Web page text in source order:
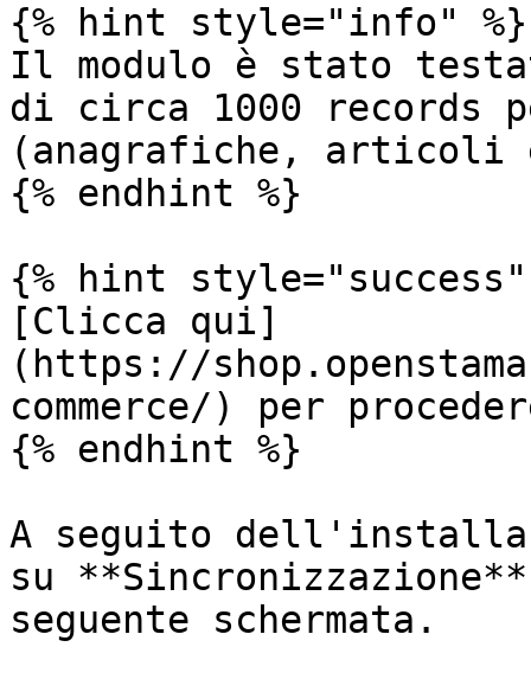
{% hint style="info" %}
Il modulo è stato
di circa 1000 records
(anagrafiche,
{% endhint %}
{% hint style="success"
[Clicca qui]
(https://
commerce/) per
{% endhint %}
A seguito
su
seguente schermata.